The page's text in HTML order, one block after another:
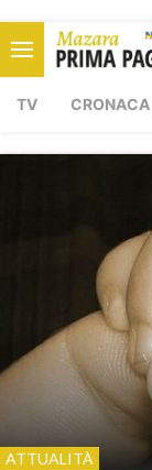
TV CRONACA
ATTUALITÀ